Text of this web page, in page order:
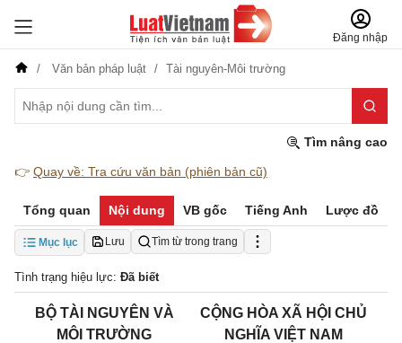
Đăng nhập
Văn bản pháp luật Tài nguyên-Môi trường
Tìm nâng cao
👉 Quay về: Tra cứu văn bản (phiên bản cũ)
Tổng quan Nội dung VB gốc Tiếng Anh Lược đồ
Mục lục Lưu Tìm từ trong trang
Tình trạng hiệu lực: Đã biết
BỘ TÀI NGUYÊN VÀ
MÔI TRƯỜNG
CỘNG HÒA XÃ HỘI CHỦ
NGHĨA VIỆT NAM